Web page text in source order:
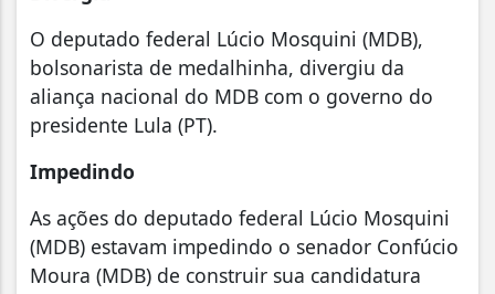
O deputado federal Lúcio Mosquini (MDB),
bolsonarista de medalhinha, divergiu da
aliança nacional do MDB com o governo do
presidente Lula (PT).
Impedindo
As ações do deputado federal Lúcio Mosquini
(MDB) estavam impedindo o senador Confúcio
Moura (MDB) de construir sua candidatura